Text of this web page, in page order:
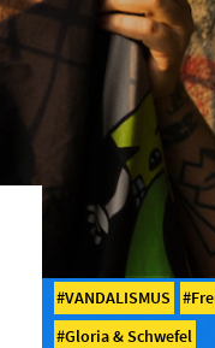
VANDALISMUS
Gloria & Schwefel